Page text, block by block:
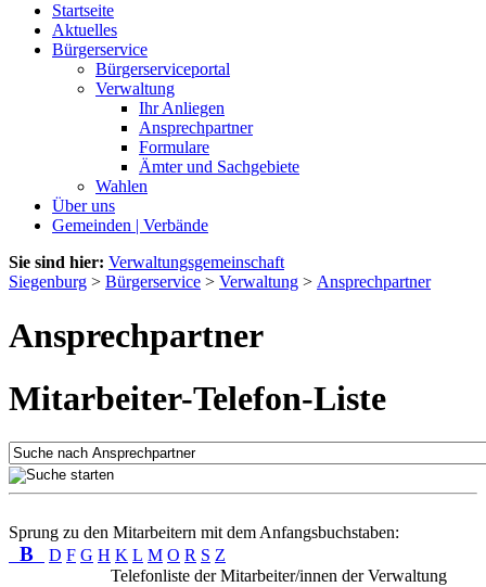
Startseite
Aktuelles
Bürgerservice
Bürgerserviceportal
Verwaltung
Ihr Anliegen
Ansprechpartner
Formulare
Ämter und Sachgebiete
Wahlen
Über uns
Gemeinden | Verbände
Sie sind hier: Verwaltungsgemeinschaft
Siegenburg > Bürgerservice > Verwaltung > Ansprechpartner
Ansprechpartner
Mitarbeiter-Telefon-Liste
Sprung zu den Mitarbeitern mit dem Anfangsbuchstaben:
B D F G H K L M O R S Z
Telefonliste der Mitarbeiter/innen der Verwaltung